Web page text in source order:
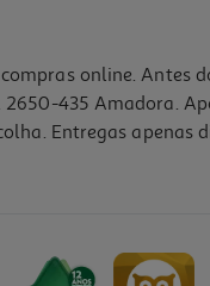
online. Antes
435 Amadora.
Entregas